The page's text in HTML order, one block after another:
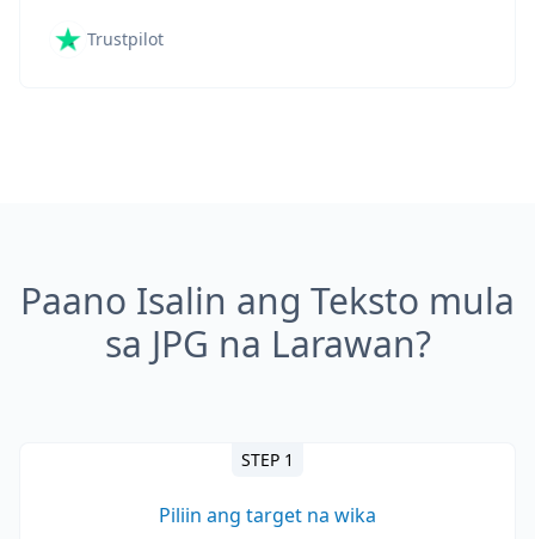
Trustpilot
Paano Isalin ang Teksto mula
sa JPG na Larawan?
STEP 1
Piliin ang target na wika